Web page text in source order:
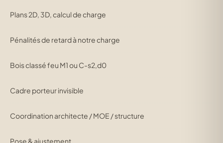
Plans 2D, 3D, calcul de charge
Pénalités de retard à notre charge
Bois classé feu M1 ou C-s2,d0
Cadre porteur invisible
Coordination architecte / MOE / structure
Pose & ajustement